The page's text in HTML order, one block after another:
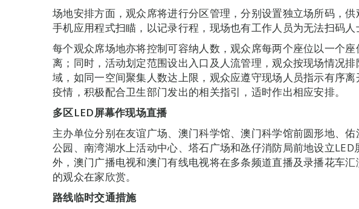
场地安排方面，观众席将进行分区管理，分别设置独立场所码，
手机应用程式扫瞄，以记录行程，现场也有工作人员为无法扫码人
每个观众席场地亦将控制可容纳人数，观众席每两个座位以一个
离；同时，活动划定范围设出入口及人流管理，观众按现场情况
域，如同一空间聚集人数达上限，观众应遵守现场人员指示有序
疫情，积极配合卫生部门发出的相关指引，适时作出相应安排。
多区LED屏幕作现场直播
主办单位分别在友谊广场、澳门科学馆、澳门科学馆前圆形地、
公园、南湾湖水上活动中心、塔石广场和氹仔消防局前地设立LED
外，澳门广播电视和澳门有线电视将在多条频道直播及录播花车
的观众在家欣赏。
路线临时交通措施